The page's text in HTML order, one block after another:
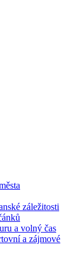
záležitosti
a volný čas
a zájmové